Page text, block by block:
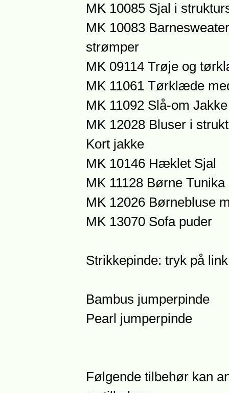
MK 10085 Sjal i
MK 10083
strømper
MK 09114 Trøje og
MK 11061 Tørklæde
MK 11092 Slå-om Jakke
MK 12028 Bluser i
Kort jakke
MK 10146 Hæklet Sjal
MK 11128 Børne
MK 12026 Børnebluse
MK 13070 Sofa puder
Strikkepinde: tryk på
Bambus jumperpinde
Pearl jumperpinde
Følgende tilbehør kan